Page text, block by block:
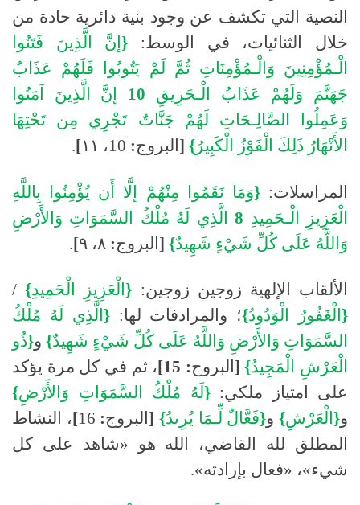
النصية التي تكشف عن وجود بنية دائرية حادة من
خلال الثنائيات، في الوسط: {إنَّ الَّذِينَ
فَتَنُوا
الْـمُؤْمِنِينَ وَالْـمُؤْمِنَاتِ ثُمَّ لَمْ يَتُوبُوا فَلَهُمْ عَذَابُ
جَهَنَّمَ
وَلَهُمْ عَذَابُ الْـحَرِيقِ 10 إنَّ الَّذِينَ
آمَنُوا
وَعَمِلُوا
الصَّالِـحَاتِ لَهُمْ جَنَّاتٌ تَجْرِي مِن تَحْتِهَا
الأَنْهَارُ ذَلِكَ الْفَوْزُ الْكَبِيرُ}
[ البروج: 10، ١١]
.
المراسلات:{وَمَا نَقَمُوا مِنْهُمْ إلَّا أَن يُؤْمِنُوا
بِاللَّهِ
الْعَزِيزِ
الْـحَمِيدِ 8 الَّذِي لَهُ مُلْكُ السَّمَوَاتِ وَالأَرْضِ
وَاللَّهُ عَلَى كُلِّ شَيْءٍ شَهِيدٌ}
[ البروج: ٨، ٩]
.
الألقاب الإلهية زوجين زوجين: {الْعَزِيزِ الْحَمِيدِ}
/
{الْغَفُورُ الْوَدُودُ}؛ والمرادفات لها:{ الَّذِي لَهُ مُلْكُ
السَّمَوَاتِ وَالأَرْضِ وَاللَّهُ عَلَى كُلِّ شَيْءٍ شَهِيدٌ} و{ذُو
الْعَرْشِ الْمَجِيدُ}
[ البروج: 15]
، ثم في كل مرة يؤكد
على امتياز ملكي:{لَهُ مُلْكُ السَّمَوَاتِ وَالأَرْضِ}
و{الْعَرْشِ} و{فَعَّالٌ لِّـمَا يُرِىدُ}
[البروج:
16
]، النشاط
المطلق لله القاضي، الله هو «شاهد على كل
شيء»، «فعال بإرادته».